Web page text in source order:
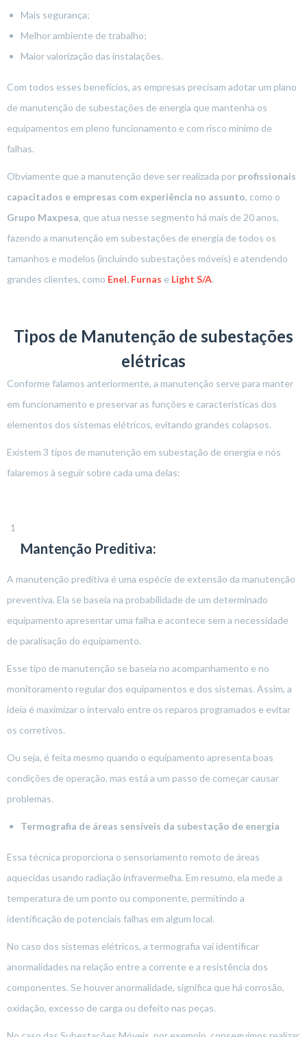
Mais segurança;
Melhor ambiente de trabalho;
Maior valorização das instalações.
Com todos esses benefícios, as empresas precisam adotar um plano
de manutenção de subestações de energia que mantenha os
equipamentos em pleno funcionamento e com risco mínimo de
falhas.
Obviamente que a manutenção deve ser realizada por profissionais
capacitados e empresas com experiência no assunto, como o
Grupo Maxpesa, que atua nesse segmento há mais de 20 anos,
fazendo a manutenção em subestações de energia de todos os
tamanhos e modelos (incluindo subestações móveis) e atendendo
grandes clientes, como Enel, Furnas e Light S/A.
Tipos de Manutenção de subestações
elétricas
Conforme falamos anteriormente, a manutenção serve para manter
em funcionamento e preservar as funções e características dos
elementos dos sistemas elétricos, evitando grandes colapsos.
Existem 3 tipos de manutenção em subestação de energia e nós
falaremos à seguir sobre cada uma delas:
Mantenção Preditiva:
A manutenção preditiva é uma espécie de extensão da manutenção
preventiva. Ela se baseia na probabilidade de um determinado
equipamento apresentar uma falha e acontece sem a necessidade
de paralisação do equipamento.
Esse tipo de manutenção se baseia no acompanhamento e no
monitoramento regular dos equipamentos e dos sistemas. Assim, a
ideia é maximizar o intervalo entre os reparos programados e evitar
os corretivos.
Ou seja, é feita mesmo quando o equipamento apresenta boas
condições de operação, mas está a um passo de começar causar
problemas.
Termografia de áreas sensíveis da subestação de energia
Essa técnica proporciona o sensoriamento remoto de áreas
aquecidas usando radiação infravermelha. Em resumo, ela mede a
temperatura de um ponto ou componente, permitindo a
identificação de potenciais falhas em algum local.
No caso dos sistemas elétricos, a termografia vai identificar
anormalidades na relação entre a corrente e a resistência dos
componentes. Se houver anormalidade, significa que há corrosão,
oxidação, excesso de carga ou defeito nas peças.